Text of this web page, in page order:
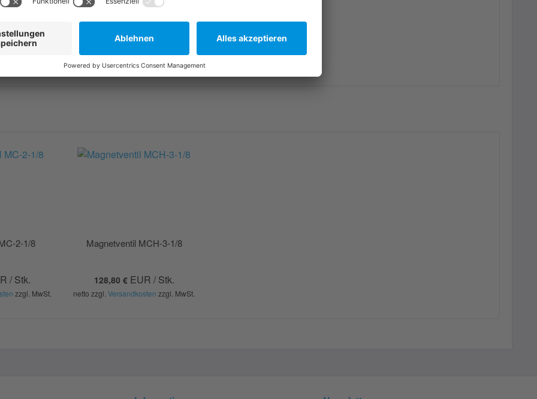
2-1/8
/ Stk.
zzgl. MwSt.
Magnetventil MCH-3-1/8
128,80 € EUR / Stk.
netto zzgl.Versandkosten zzgl. MwSt.